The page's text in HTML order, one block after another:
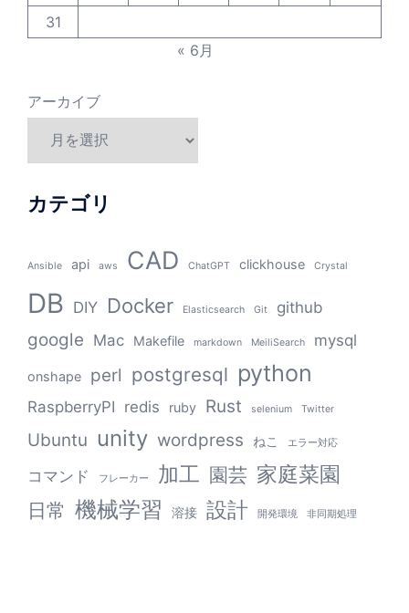
31
« 6月
アーカイブ
カテゴリ
Ansible api aws CAD ChatGPT clickhouse Crystal
DB DIY Docker Elasticsearch Git github
google Mac Makefile markdown MeiliSearch mysql
onshape perl postgresql python
RaspberryPI redis ruby Rust selenium Twitter
Ubuntu unity wordpress ねこ エラー対応
コマンド フレーカー 加工 園芸 家庭菜園
日常 機械学習 溶接 設計 開発環境 非同期処理